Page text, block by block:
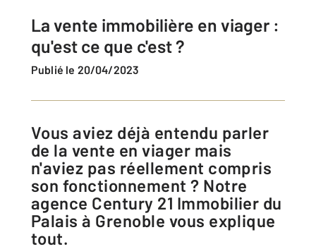
La vente immobilière en viager :
qu'est ce que c'est ?
Publié le 20/04/2023
Vous aviez déjà entendu parler
de la vente en viager mais
n'aviez pas réellement compris
son fonctionnement ? Notre
agence Century 21 Immobilier du
Palais à Grenoble vous explique
tout.